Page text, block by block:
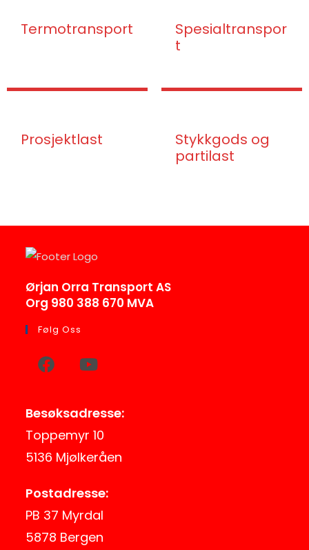
Termotransport
Spesialtranspor
t
Prosjektlast
Stykkgods og
partilast
Ørjan Orra Transport AS
Org 980 388 670 MVA
Følg Oss
Besøksadresse:
Toppemyr 10
5136 Mjølkeråen
Postadresse:
PB 37 Myrdal
5878 Bergen